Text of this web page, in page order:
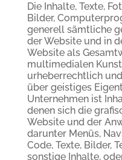
Die Inhalte, Texte,
Bilder,
generell sämtliche
der Website und in
Website als
multimedialen
urheberrechtlich
über geistiges
Unternehmen ist
denen sich die
Website und der
darunter Menüs,
Code, Texte, Bilder,
sonstige Inhalte,